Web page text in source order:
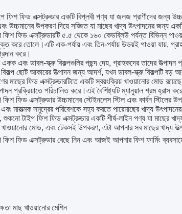
ফিশ ফিড এক্সট্রুডার একটি বিপ্লবী পণ্য যা জলজ প্রাণীদের জন্য
উচ্চমানের উপকরণ দিয়ে সজ্জিত যা মাছের খাদ্য উৎপাদনের জন্য
ফিশ ফিড এক্সট্রুডারটি ৫.৫ থেকে ১৬০ কেডব্লিউ পর্যন্ত বিভিন্ন
করে তোলে।এটি এক-পর্যায় এবং তিন-পর্যায় উভয়ই পাওয়া যায়,
করে।
এবং ডাবল-স্ক্রু বিকল্পগুলির পছন্দ দেয়, গ্রাহকদের তাদের
ছোট আকারের উত্পাদন জন্য আদর্শ, যখন ডাবল-স্ক্রু বিকল্পটি
মাছের ফিড এক্সট্রুডারটিতে একটি স্বয়ংক্রিয় খাওয়ানোর মোড রয়েছে,
প্রক্রিয়াতে পরিচালিত করে।এই বৈশিষ্ট্যটি ম্যানুয়াল শ্রম হ্রাস
ফিশ ফিড এক্সট্রুডার উচ্চমানের স্টেইনলেস স্টিল এবং কার্বন স্টিলের
মারাত্মক সমুদ্রের পরিবেশকে সহ্য করতে পারেমাছের খাদ্য
শুকনো টাইপ ফিশ ফিড এক্সট্রুডার একটি শীর্ষ-লাইন পণ্য যা মাছের
খাওয়ানোর মোড, এবং টেকসই উপকরণ, এটা আপনার সব মাছের খাদ্য
ফিশ ফিড এক্সট্রুডার বেছে নিন এবং আজই আপনার ফিশ ফার্মিং
মাছ খাওয়ানোর মেশিন